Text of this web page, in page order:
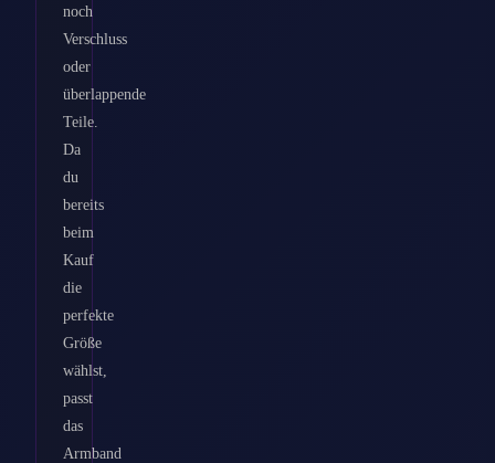
noch
Verschluss
oder
überlappende
Teile.
Da
du
bereits
beim
Kauf
die
perfekte
Größe
wählst,
passt
das
Armband